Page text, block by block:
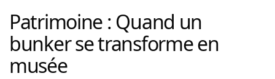
Patrimoine : Quand un
bunker se transforme en
musée